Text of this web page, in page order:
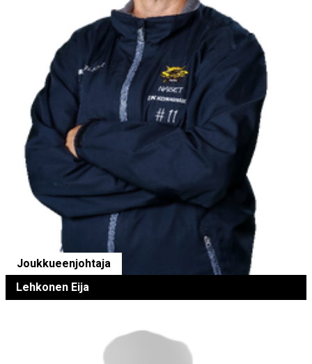
Joukkueenjohtaja
Lehkonen Eija